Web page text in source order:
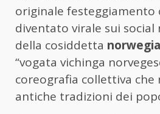
originale festeggiamento
diventato virale sui
della cosiddetta
“vogata vichinga
coreografia collettiva che
antiche tradizioni dei